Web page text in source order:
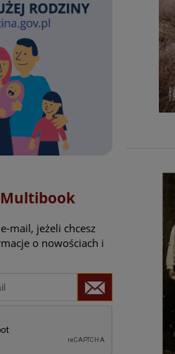
mail, jeżeli chcesz
o nowościach i